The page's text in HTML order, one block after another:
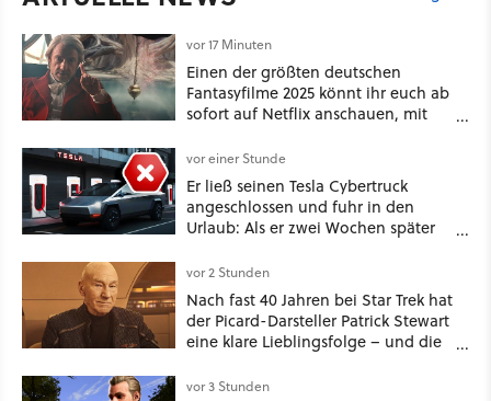
vor 17 Minuten
Einen der größten deutschen
Fantasyfilme 2025 könnt ihr euch ab
sofort auf Netflix anschauen, mit
vor einer Stunde
Er ließ seinen Tesla Cybertruck
angeschlossen und fuhr in den
Urlaub: Als er zwei Wochen später
mehr an [Best of GameStar]
vor 2 Stunden
Nach fast 40 Jahren bei Star Trek hat
der Picard-Darsteller Patrick Stewart
eine klare Lieblingsfolge – und die
vor 3 Stunden